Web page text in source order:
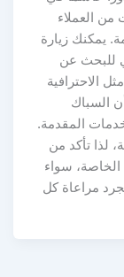
من العملاء
يمكنك زيارة
للبحث عن
الاحترافية
السباك
المقدمة.
لذا تأكد من
الخاصة، سواء
مراعاة كل